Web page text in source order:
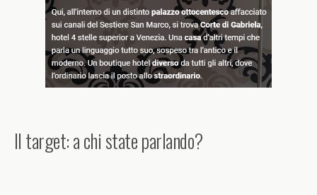
Il target: a chi state parlando?